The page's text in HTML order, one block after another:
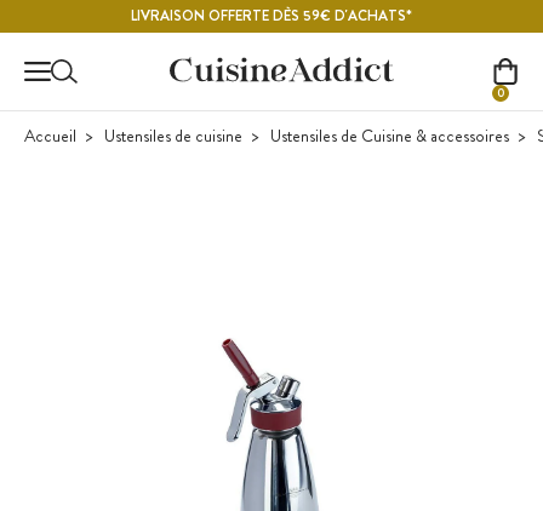
LIVRAISON OFFERTE DÈS 59€ D'ACHATS*
0
Accueil Ustensiles de cuisine Ustensiles de Cuisine & accessoires